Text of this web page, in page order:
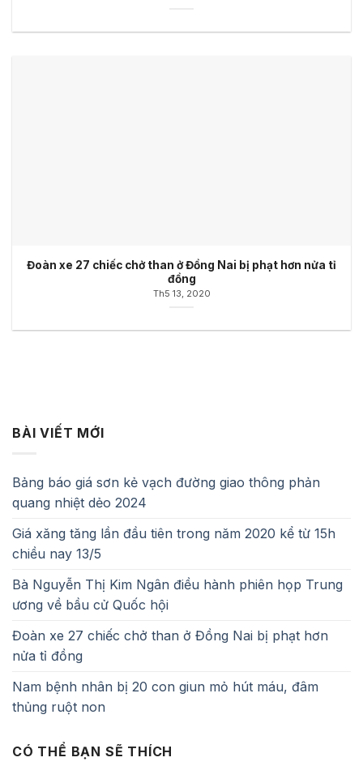
Đoàn xe 27 chiếc chở than ở Đồng Nai bị phạt hơn nửa tỉ
đồng
Th5 13, 2020
BÀI VIẾT MỚI
Bảng báo giá sơn kẻ vạch đường giao thông phản
quang nhiệt dẻo 2024
Giá xăng tăng lần đầu tiên trong năm 2020 kể từ 15h
chiều nay 13/5
Bà Nguyễn Thị Kim Ngân điều hành phiên họp Trung
ương về bầu cử Quốc hội
Đoàn xe 27 chiếc chở than ở Đồng Nai bị phạt hơn
nửa tỉ đồng
Nam bệnh nhân bị 20 con giun mỏ hút máu, đâm
thủng ruột non
CÓ THỂ BẠN SẼ THÍCH